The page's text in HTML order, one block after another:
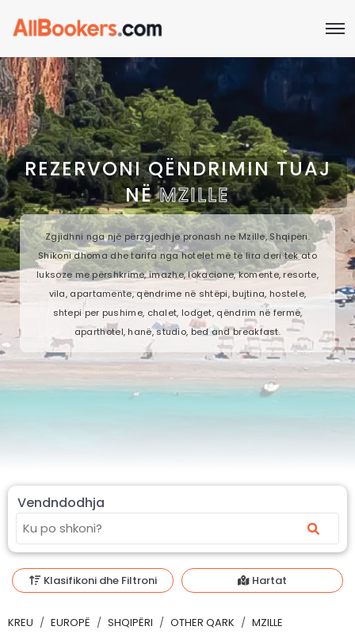
REZERVONI QËNDRIMIN TUAJ
NËMZILLE
Zgjidhni nga një përzgjedhje pronash në Mzille, Shqipëri.
Shikoni dhoma dhe tarifa nga hotelet më të lira deri tek ato
luksoze me përshkrime, imazhe, lokacione, komente, resorte,
vila, apartamente, qëndrime në shtëpi, bujtina, hostele,
shtepi per pushime, chalet, lodget, qëndrim në fermë,
aparthotel, hanë, studio, bed and breakfast.
Vendndodhja
Klasifikoni dhe Filtroni Hartat
KREU EUROPË SHQIPËRI OTHER QARK MZILLE